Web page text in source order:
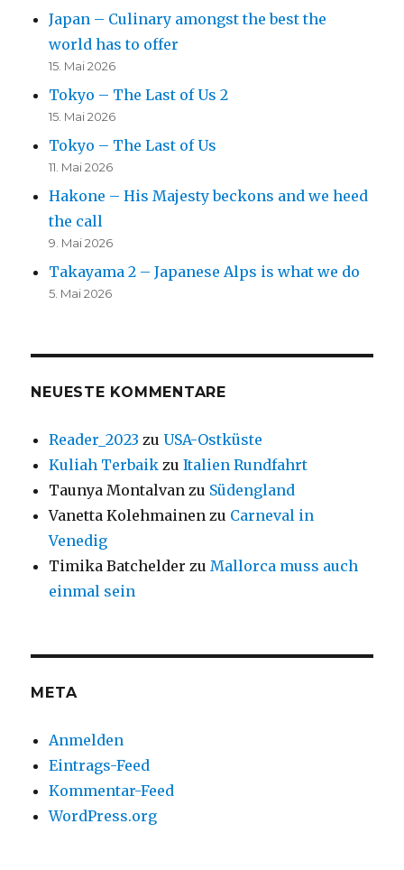
Japan – Culinary amongst the best the
world has to offer
15. Mai 2026
Tokyo – The Last of Us 2
15. Mai 2026
Tokyo – The Last of Us
11. Mai 2026
Hakone – His Majesty beckons and we heed
the call
9. Mai 2026
Takayama 2 – Japanese Alps is what we do
5. Mai 2026
NEUESTE KOMMENTARE
Reader_2023 zuUSA-Ostküste
Kuliah Terbaik zuItalien Rundfahrt
Taunya Montalvan zu Südengland
Vanetta Kolehmainen zu Carneval in
Venedig
Timika Batchelder zuMallorca muss auch
einmal sein
META
Anmelden
Eintrags-Feed
Kommentar-Feed
WordPress.org